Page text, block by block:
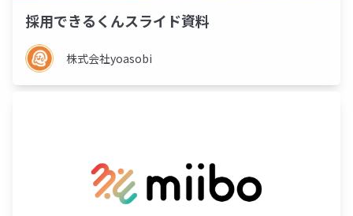
採用できるくんスライド資料
株式会社yoasobi